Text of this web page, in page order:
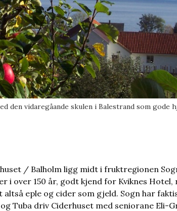
den vidaregåande skulen i Balestrand som gode
/ Balholm ligg midt i fruktregionen
i over 150 år, godt kjend for Kviknes
altså eple og cider som gjeld. Sogn har
Tuba driv Ciderhuset med seniorane Eli-